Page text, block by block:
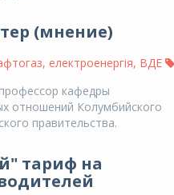
(мнение)
, електроенергія, ВДЕ
кафедры
отношений Колумбийского
правительства.
тариф на